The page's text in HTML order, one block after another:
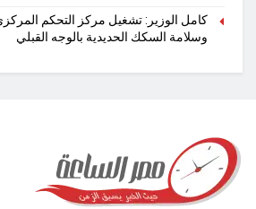
كامل الوزير: تشغيل مركز التحكم
وسلامة السكك الحديدية بالوجه القبلي